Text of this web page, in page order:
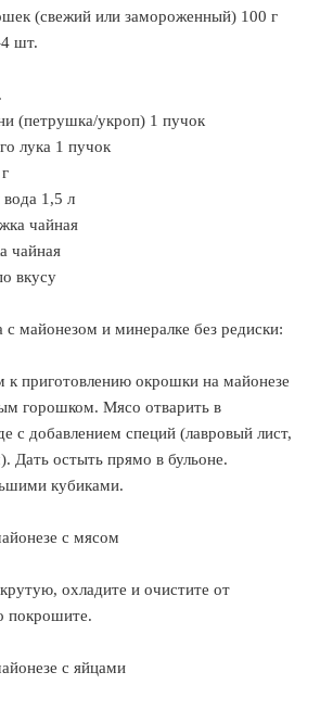
(свежий или замороженный) 100 г
шт.
(петрушка/укроп) 1 пучок
лука 1 пучок
1,5 л
чайная
чайная
вкусу
майонезом и минералке без редиски:
к приготовлению окрошки на майонезе
горошком. Мясо отварить в
с добавлением специй (лавровый лист,
Дать остыть прямо в бульоне.
кубиками.
охладите и очистите от
покрошите.